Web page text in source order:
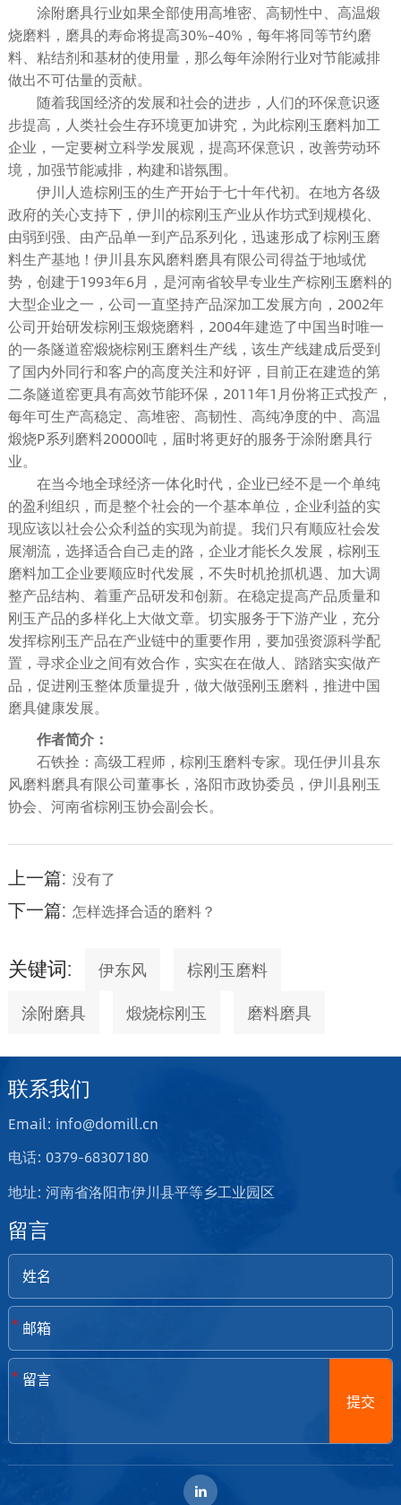
涂附磨具行业如果全部使用高堆密、高韧性中、高温煅
烧磨料，磨具的寿命将提高30%–40%，每年将同等节约磨
料、粘结剂和基材的使用量，那么每年涂附行业对节能减排
做出不可估量的贡献。
随着我国经济的发展和社会的进步，人们的环保意识逐
步提高，人类社会生存环境更加讲究，为此棕刚玉磨料加工
企业，一定要树立科学发展观，提高环保意识，改善劳动环
境，加强节能减排，构建和谐氛围。
伊川人造棕刚玉的生产开始于七十年代初。在地方各级
政府的关心支持下，伊川的棕刚玉产业从作坊式到规模化、
由弱到强、由产品单一到产品系列化，迅速形成了棕刚玉磨
料生产基地！伊川县东风磨料磨具有限公司得益于地域优
势，创建于1993年6月，是河南省较早专业生产棕刚玉磨料的
大型企业之一，公司一直坚持产品深加工发展方向，2002年
公司开始研发棕刚玉煅烧磨料，2004年建造了中国当时唯一
的一条隧道窑煅烧棕刚玉磨料生产线，该生产线建成后受到
了国内外同行和客户的高度关注和好评，目前正在建造的第
二条隧道窑更具有高效节能环保，2011年1月份将正式投产，
每年可生产高稳定、高堆密、高韧性、高纯净度的中、高温
煅烧P系列磨料20000吨，届时将更好的服务于涂附磨具行
业。
在当今地全球经济一体化时代，企业已经不是一个单纯
的盈利组织，而是整个社会的一个基本单位，企业利益的实
现应该以社会公众利益的实现为前提。我们只有顺应社会发
展潮流，选择适合自己走的路，企业才能长久发展，棕刚玉
磨料加工企业要顺应时代发展，不失时机抢抓机遇、加大调
整产品结构、着重产品研发和创新。在稳定提高产品质量和
刚玉产品的多样化上大做文章。切实服务于下游产业，充分
发挥棕刚玉产品在产业链中的重要作用，要加强资源科学配
置，寻求企业之间有效合作，实实在在做人、踏踏实实做产
品，促进刚玉整体质量提升，做大做强刚玉磨料，推进中国
磨具健康发展。
作者简介：
石铁拴：高级工程师，棕刚玉磨料专家。现任伊川县东
风磨料磨具有限公司董事长，洛阳市政协委员，伊川县刚玉
协会、河南省棕刚玉协会副会长。
上一篇: 没有了
下一篇: 怎样选择合适的磨料？
关键词: 伊东风
棕刚玉磨料
涂附磨具
煅烧棕刚玉 磨料磨具
联系我们
Email: info@domill.cn
电话: 0379-68307180
地址: 河南省洛阳市伊川县平等乡工业园区
留言
*
*
提交